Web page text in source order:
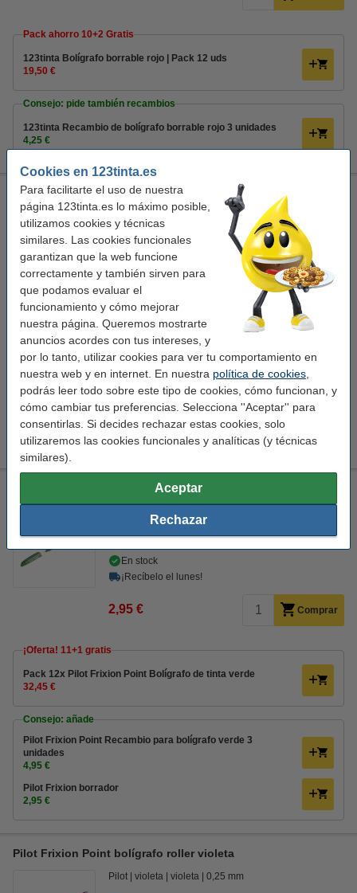
Cookies en 123tinta.es
Para facilitarte el uso de nuestra
página 123tinta.es lo máximo posible,
utilizamos cookies y técnicas
similares. Las cookies funcionales
garantizan que la web funcione
correctamente y también sirven para
que podamos evaluar el
funcionamiento y cómo mejorar
nuestra página. Queremos mostrarte
anuncios acordes con tus intereses, y
por lo tanto, utilizar cookies para ver tu comportamiento en
nuestra web y en internet. En nuestra política de cookies
podrás leer todo sobre este tipo de cookies, cómo funcionan, y
cómo cambiar tus preferencias. Selecciona ''Aceptar'' para
consentirlas. Si decides rechazar estas cookies, solo
utilizaremos las cookies funcionales y analíticas (y técnicas
similares).
Aceptar
Rechazar
Pack ahorro 10+2 Gratis
123tinta Bolígrafo borrable rojo | Pack 12 uds
19,50 €
Consejo: pide también recambios
123tinta Recambio de bolígrafo borrable rojo 3 unidades
4,25 €
Pilot Frixion Point Bolígrafo roller rojo
rojo
Ver características y descripción
¡Recíbelo el lunes!
2,95 € Comprar
Consejo: añade
Pilot Frixion Point Recambio para bolígrafo negro 3
unidades
4,95 €
Pilot Frixion borrador
2,95 €
Pilot Frixion Point bolígrafo roller verde
En stock
¡Recíbelo el lunes!
2,95 € Comprar
¡Oferta! 11+1 gratis
Pack 12x Pilot Frixion Point Bolígrafo de tinta verde
32,45 €
Consejo: añade
Pilot Frixion Point Recambio para bolígrafo verde 3
unidades
4,95 €
Pilot Frixion borrador
2,95 €
Pilot Frixion Point bolígrafo roller violeta
Pilot violeta violeta 0,25 mm